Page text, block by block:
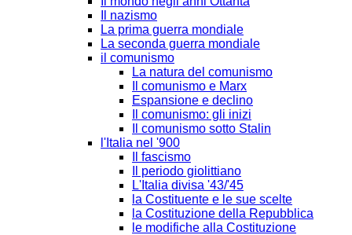
Il nazismo
La prima guerra mondiale
La seconda guerra mondiale
il comunismo
La natura del comunismo
Il comunismo e Marx
Espansione e declino
Il comunismo: gli inizi
Il comunismo sotto Stalin
l'Italia nel '900
Il fascismo
Il periodo giolittiano
L'Italia divisa '43/'45
la Costituente e le sue scelte
la Costituzione della Repubblica
le modifiche alla Costituzione